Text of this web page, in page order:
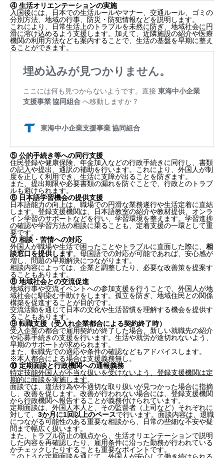
④ 生活オリエンテーションの実施
入国後には、日本での生活ルールやマナー、交通ルール、ゴミの
分別方法、地域の行事、防災・防犯情報などを説明します。
これにより、日常生活上のトラブルを未然に防ぎ、地域社会に円
滑に溶け込めるよう支援します。加えて、近隣施設の紹介や医療
機関の利用方法なども案内することで、生活の基盤を早期に整え
ることができます。
⑤ 公的手続き等への同行支援
住民登録や健康保険、年金加入などの行政手続きに同行し、書類
の記入や提出、通訳の補助を行います。これにより、外国人が制
度を正しく利用でき、生活に支障が出ることを防ぎます。
また、提出期限や必要書類の漏れを防ぐことで、行政とのトラブ
ルも避けられます。
⑥ 日本語学習機会の提供支援
日本語能力の向上は、職場での円滑な業務遂行や生活定着に直結
します。登録支援機関は、日本語教室の紹介や教材提供、オンラ
イン学習のサポートなどを行い、学習環境を整えます。学習進捗
の確認や学習方法の相談に乗ることも、定着支援の一環として重
要です。
⑦ 相談・苦情への対応
外国人が職場や生活で困ったことやトラブルに直面した際に、 相
談窓口を提供します。母国語での対応が可能であれば、安心感が
増し、問題の早期解決につながります。
相談内容によっては、企業と調整したり、必要な改善策を提案す
ることもあります。
⑧ 地域社会との交流促進
地域行事や交流イベントへの参加支援を行うことで、外国人が地
域社会に馴染む手助けをします。孤立を防ぎ、地域住民との関係
構築を促進することが目的です。
交流活動を通じて日本の文化や生活習慣を理解する機会を提供す
ることもあります。
⑨ 転職支援（受入れ企業都合による契約終了時）
受入企業の都合で雇用契約が終了した場合、新しい就職先の紹介
や応募手続きの支援を行います。生活や就労が途切れないよう、
早期のサポートが求められます。
また、転職先での適応や条件の確認などもアドバイスします。
※本人都合による場合は支援義務無し。
⑩ 定期面談と行政機関への通報義務
特定技能外国人が不当な扱いを受けないよう、登録支援機関は定
期的に面談を実施します。
面談では、違法行為や不適切な取り扱いが見つかった場合に指摘
し、改善を促します。改善が行われない場合には、登録支援機関
から行政機関へ報告することが義務付けられています。
定期面談は、外国人本人と、その監督者（上司など）それぞれに
対して、 3か月に1回以上のペースで行います。面談内容は、退職
につながる可能性のある重要な相談から、日常の些細な不安や疑
問まで幅広く扱います。
また、トラブル防止の観点から、生活オリエンテーションで説明
した内容を再確認したり、雇用条件に沿った勤務が行われている
かチェックしたりすることも重要なポイントです。
【委託するデメリット】
5. 登録支援機関の選び方のポイント
多言語対応や外国人の母国語への支援力
費用の透明性と適正さを確認する
めよう